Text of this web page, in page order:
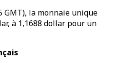
GMT), la monnaie unique
à 1,1688 dollar pour un